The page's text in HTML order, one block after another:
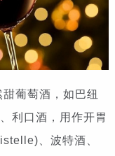
葡萄酒，如巴纽
利口酒，用作开胃
、波特酒、